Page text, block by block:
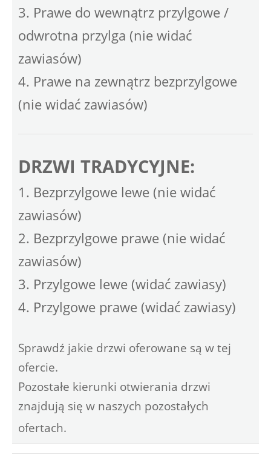
3. Prawe do wewnątrz przylgowe /
odwrotna przylga (nie widać
zawiasów)
4. Prawe na zewnątrz bezprzylgowe
(nie widać zawiasów)
DRZWI TRADYCYJNE:
1. Bezprzylgowe lewe (nie widać
zawiasów)
2. Bezprzylgowe prawe (nie widać
zawiasów)
3. Przylgowe lewe (widać zawiasy)
4. Przylgowe prawe (widać zawiasy)
Sprawdź jakie drzwi oferowane są w tej
ofercie.
Pozostałe kierunki otwierania drzwi
znajdują się w naszych pozostałych
ofertach.